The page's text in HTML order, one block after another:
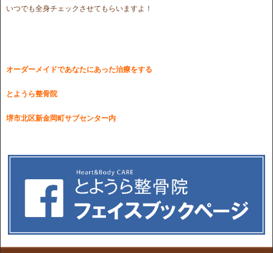
いつでも全身チェックさせてもらいますよ！
オーダーメイドであなたにあった治療をする
とようら整骨院
堺市北区新金岡町サブセンター内